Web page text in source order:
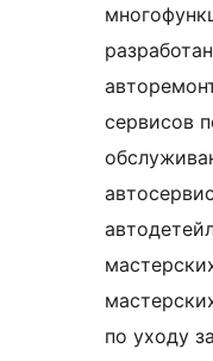
сервисов
по уходу